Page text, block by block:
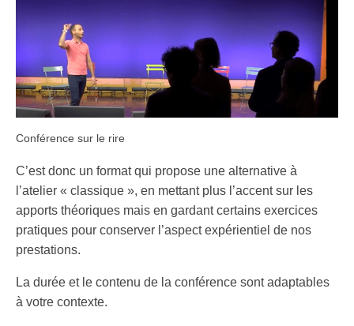
Ateliers « Rire et Santé »
Ateliers « Team Building »
Programme « Bien-être par le rire »
Conférence sur le rire
Entreprises
Témoignages
Presse
Particuliers
Conférence sur le rire
C’est donc un format qui propose une alternative à
l’atelier « classique », en mettant plus l’accent sur les
apports théoriques mais en gardant certains exercices
pratiques pour conserver l’aspect expérientiel de nos
prestations.
La durée et le contenu de la conférence sont adaptables
à votre contexte.